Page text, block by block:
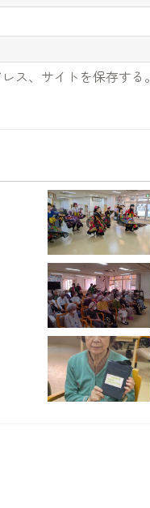
ス、サイトを保存する。